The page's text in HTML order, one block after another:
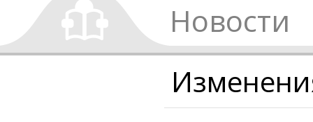
Новости